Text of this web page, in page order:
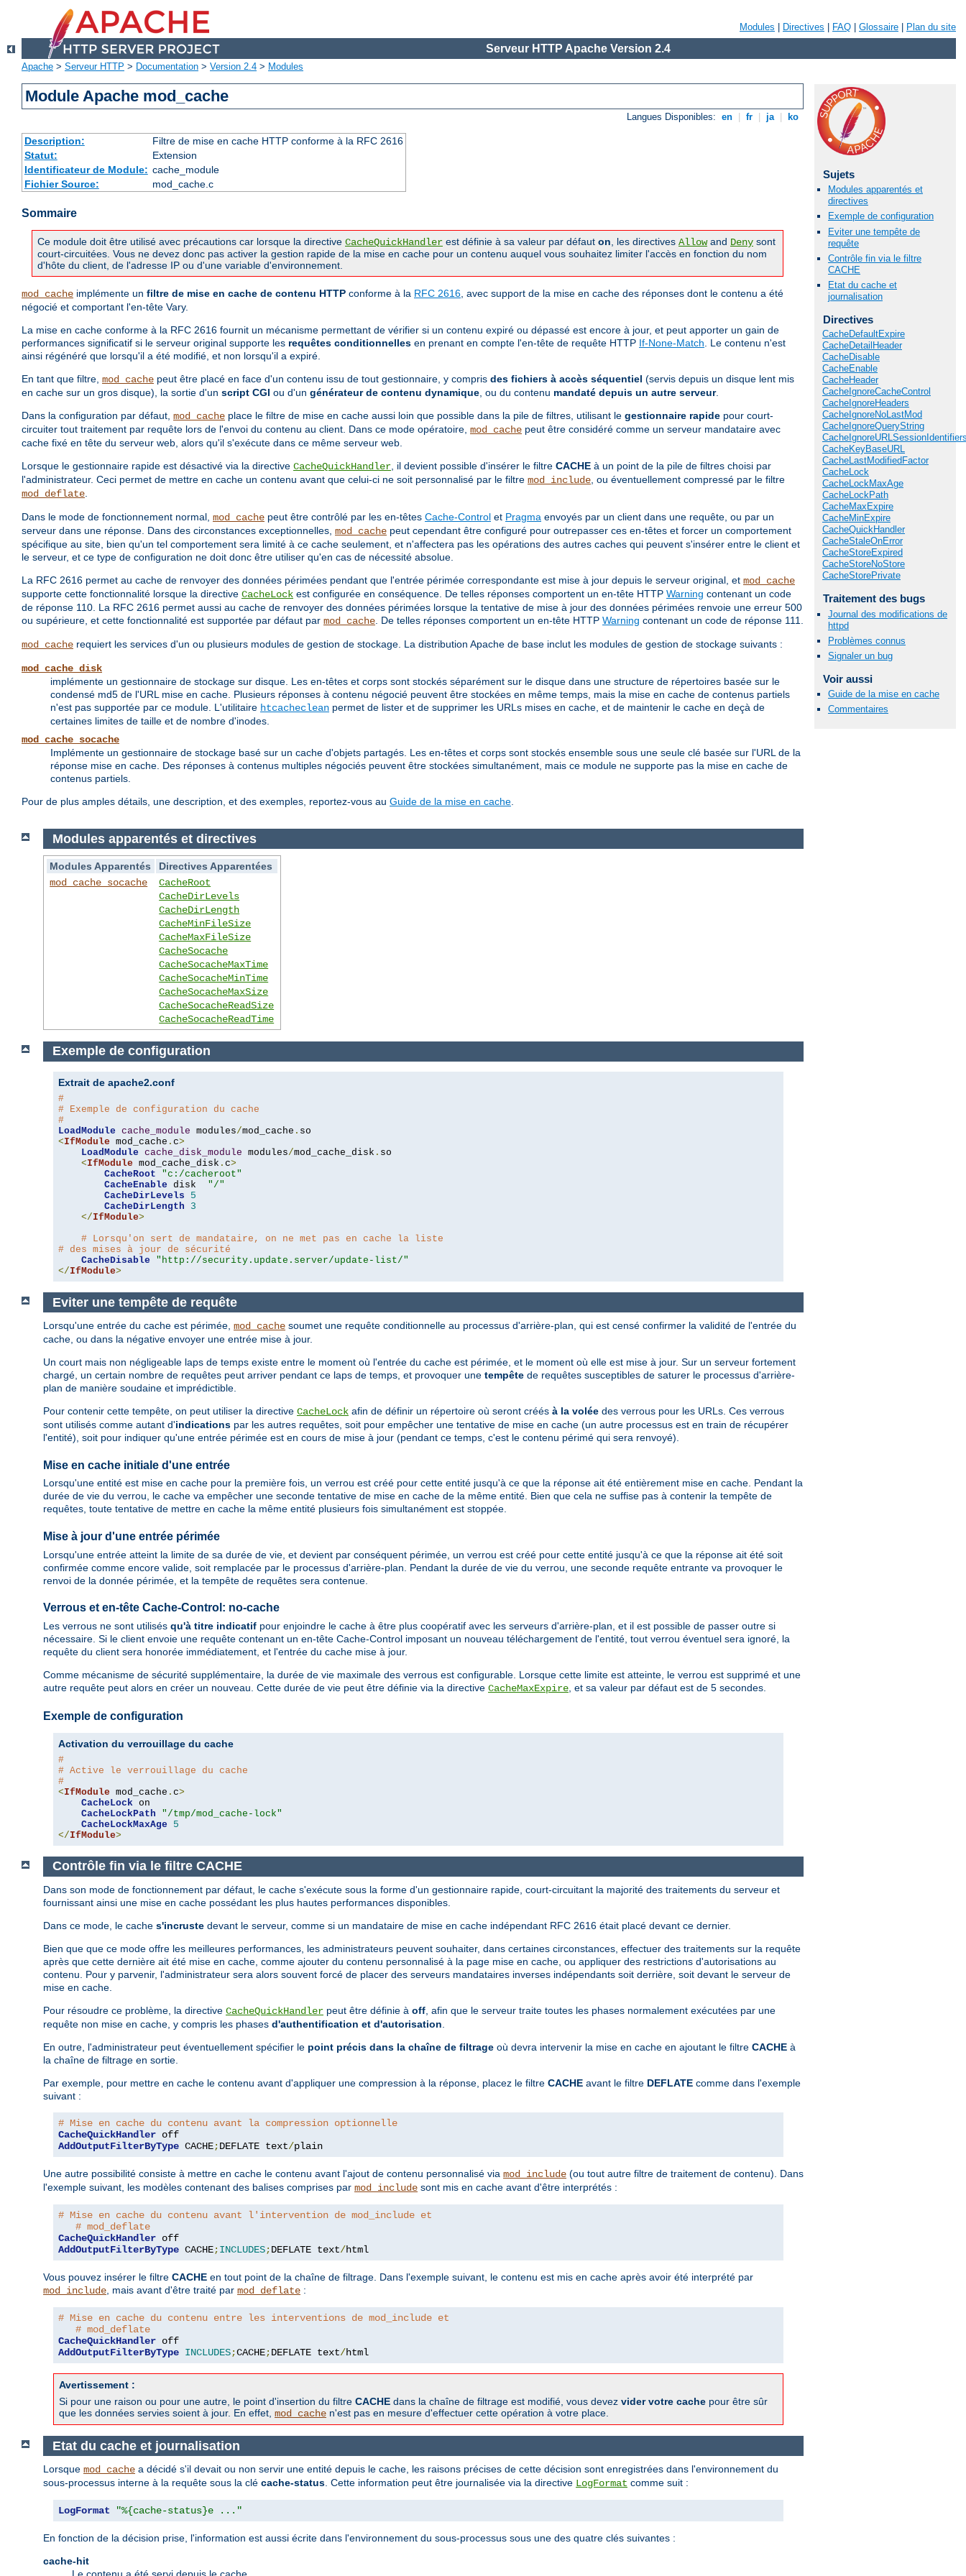
Modules Directives FAQ Glossaire Plan du site
Serveur HTTP Apache Version 2.4
Apache > Serveur HTTP > Documentation > Version 2.4 > Modules
Module Apache mod_cache
Langues Disponibles: en fr ja ko
Description:
Filtre de mise en cache HTTP conforme à la RFC 2616
Statut:
Extension
Identificateur de Module: cache_module
Fichier Source:
mod_cache.c
Sommaire
Ce module doit être utilisé avec précautions car lorsque la directive CacheQuickHandler est définie à sa valeur par défaut on , les directives Allowand Deny sont
court-circuitées. Vous ne devez donc pas activer la gestion rapide de la mise en cache pour un contenu auquel vous souhaitez limiter l'accès en fonction du nom
d'hôte du client, de l'adresse IP ou d'une variable d'environnement.
mod_cache implémente un filtre de mise en cache de contenu HTTP conforme à la RFC 2616 , avec support de la mise en cache des réponses dont le contenu a été
négocié et comportant l'en-tête Vary.
La mise en cache conforme à la RFC 2616 fournit un mécanisme permettant de vérifier si un contenu expiré ou dépassé est encore à jour, et peut apporter un gain de
performances significatif si le serveur original supporte les requêtes conditionnelles en prenant en compte l'en-tête de requête HTTP If-None-Match . Le contenu n'est
ainsi régénéré que lorsqu'il a été modifié, et non lorsqu'il a expiré.
En tant que filtre, mod_cache peut être placé en face d'un contenu issu de tout gestionnaire, y compris des fichiers à accès séquentiel (servis depuis un disque lent mis
en cache sur un gros disque), la sortie d'un script CGI ou d'un générateur de contenu dynamique , ou du contenu mandaté depuis un autre serveur.
Dans la configuration par défaut, mod_cache place le filtre de mise en cache aussi loin que possible dans la pile de filtres, utilisant le gestionnaire rapide pour court-
circuiter tout traitement par requête lors de l'envoi du contenu au client. Dans ce mode opératoire, mod_cache peut être considéré comme un serveur mandataire avec
cache fixé en tête du serveur web, alors qu'il s'exécute dans ce même serveur web.
Lorsque le gestionnaire rapide est désactivé via la directive CacheQuickHandler , il devient possible d'insérer le filtre CACHE à un point de la pile de filtres choisi par
l'administrateur. Ceci permet de mettre en cache un contenu avant que celui-ci ne soit personnalisé par le filtre mod_include , ou éventuellement compressé par le filtre
mod_deflate
Dans le mode de fonctionnement normal, mod_cache peut être contrôlé par les en-têtes Cache-Control et Pragma envoyés par un client dans une requête, ou par un
serveur dans une réponse. Dans des circonstances exceptionnelles, mod_cache peut cependant être configuré pour outrepasser ces en-têtes et forcer un comportement
spécifique au site, bien qu'un tel comportement sera limité à ce cache seulement, et n'affectera pas les opérations des autres caches qui peuvent s'insérer entre le client et
le serveur, et ce type de configuration ne doit donc être utiliser qu'en cas de nécessité absolue.
La RFC 2616 permet au cache de renvoyer des données périmées pendant que l'entrée périmée correspondante est mise à jour depuis le serveur original, et mod_cache
supporte cette fonctionnalité lorsque la directive CacheLock est configurée en conséquence. De telles réponses comportent un en-tête HTTP Warning contenant un code
de réponse 110. La RFC 2616 permet aussi au cache de renvoyer des données périmées lorsque la tentative de mise à jour des données périmées renvoie une erreur 500
ou supérieure, et cette fonctionnalité est supportée par défaut par mod_cache . De telles réponses comportent un en-tête HTTP Warning contenant un code de réponse 111.
mod_cache requiert les services d'un ou plusieurs modules de gestion de stockage. La distribution Apache de base inclut les modules de gestion de stockage suivants :
mod_cache_disk
implémente un gestionnaire de stockage sur disque. Les en-têtes et corps sont stockés séparément sur le disque dans une structure de répertoires basée sur le
condensé md5 de l'URL mise en cache. Plusieurs réponses à contenu négocié peuvent être stockées en même temps, mais la mise en cache de contenus partiels
n'est pas supportée par ce module. L'utilitaire htcacheclean permet de lister et de supprimer les URLs mises en cache, et de maintenir le cache en deçà de
certaines limites de taille et de nombre d'inodes.
mod_cache_socache
Implémente un gestionnaire de stockage basé sur un cache d'objets partagés. Les en-têtes et corps sont stockés ensemble sous une seule clé basée sur l'URL de la
réponse mise en cache. Des réponses à contenus multiples négociés peuvent être stockées simultanément, mais ce module ne supporte pas la mise en cache de
contenus partiels.
Pour de plus amples détails, une description, et des exemples, reportez-vous au Guide de la mise en cache
Sujets
Modules apparentés et
directives
Exemple de configuration
Eviter une tempête de
requête
Contrôle fin via le filtre
CACHE
Etat du cache et
journalisation
Directives
CacheDefaultExpire
CacheDetailHeader
CacheDisable
CacheEnable
CacheHeader
CacheIgnoreCacheControl
CacheIgnoreHeaders
CacheIgnoreNoLastMod
CacheIgnoreQueryString
CacheKeyBaseURL
CacheLastModifiedFactor
CacheLock
CacheLockMaxAge
CacheLockPath
CacheMaxExpire
CacheMinExpire
CacheQuickHandler
CacheStaleOnError
CacheStoreExpired
CacheStoreNoStore
CacheStorePrivate
Traitement des bugs
Journal des modifications de
httpd
Problèmes connus
Signaler un bug
Voir aussi
Guide de la mise en cache
Commentaires
Modules apparentés et directives
Modules Apparentés
Directives Apparentées
mod_cache_socache
CacheRoot
CacheDirLevels
CacheDirLength
CacheMinFileSize
CacheMaxFileSize
CacheSocache
CacheSocacheMaxTime
CacheSocacheMinTime
CacheSocacheMaxSize
CacheSocacheReadSize
CacheSocacheReadTime
Exemple de configuration
Extrait de apache2.conf
#
# Exemple de configuration du cache
#
LoadModule cache_module modules/mod_cache .
<IfModule mod_cache . c>
LoadModule cache_disk_module modules/mod_cache_disk . so
<IfModule mod_cache_disk . c>
CacheRoot
"c:/cacheroot"
CacheEnable disk "/"
CacheDirLevels
5
CacheDirLength
3
</IfModule>
# Lorsqu'on sert de mandataire, on ne met pas en cache la liste
# des mises à jour de sécurité
CacheDisable
"http://security.update.server/update-list/"
</IfModule>
Eviter une tempête de requête
Lorsqu'une entrée du cache est périmée, mod_cache soumet une requête conditionnelle au processus d'arrière-plan, qui est censé confirmer la validité de l'entrée du
cache, ou dans la négative envoyer une entrée mise à jour.
Un court mais non négligeable laps de temps existe entre le moment où l'entrée du cache est périmée, et le moment où elle est mise à jour. Sur un serveur fortement
chargé, un certain nombre de requêtes peut arriver pendant ce laps de temps, et provoquer une tempête de requêtes susceptibles de saturer le processus d'arrière-
plan de manière soudaine et imprédictible.
Pour contenir cette tempête, on peut utiliser la directive CacheLock afin de définir un répertoire où seront créés à la volée des verrous pour les URLs. Ces verrous
sont utilisés comme autant d'indications par les autres requêtes, soit pour empêcher une tentative de mise en cache (un autre processus est en train de récupérer
l'entité), soit pour indiquer qu'une entrée périmée est en cours de mise à jour (pendant ce temps, c'est le contenu périmé qui sera renvoyé).
Mise en cache initiale d'une entrée
Lorsqu'une entité est mise en cache pour la première fois, un verrou est créé pour cette entité jusqu'à ce que la réponse ait été entièrement mise en cache. Pendant la
durée de vie du verrou, le cache va empêcher une seconde tentative de mise en cache de la même entité. Bien que cela ne suffise pas à contenir la tempête de
requêtes, toute tentative de mettre en cache la même entité plusieurs fois simultanément est stoppée.
Mise à jour d'une entrée périmée
Lorsqu'une entrée atteint la limite de sa durée de vie, et devient par conséquent périmée, un verrou est créé pour cette entité jusqu'à ce que la réponse ait été soit
confirmée comme encore valide, soit remplacée par le processus d'arrière-plan. Pendant la durée de vie du verrou, une seconde requête entrante va provoquer le
renvoi de la donnée périmée, et la tempête de requêtes sera contenue.
Verrous et en-tête Cache-Control: no-cache
Les verrous ne sont utilisés qu'à titre indicatif pour enjoindre le cache à être plus coopératif avec les serveurs d'arrière-plan, et il est possible de passer outre si
nécessaire. Si le client envoie une requête contenant un en-tête Cache-Control imposant un nouveau téléchargement de l'entité, tout verrou éventuel sera ignoré, la
requête du client sera honorée immédiatement, et l'entrée du cache mise à jour.
Comme mécanisme de sécurité supplémentaire, la durée de vie maximale des verrous est configurable. Lorsque cette limite est atteinte, le verrou est supprimé et une
autre requête peut alors en créer un nouveau. Cette durée de vie peut être définie via la directive CacheMaxExpire , et sa valeur par défaut est de 5 secondes.
Exemple de configuration
Activation du verrouillage du cache
#
# Active le verrouillage du cache
#
<IfModule mod_cache . c>
CacheLock on
CacheLockPath
"/tmp/mod_cache-lock"
CacheLockMaxAge
5
</IfModule>
Contrôle fin via le filtre CACHE
Dans son mode de fonctionnement par défaut, le cache s'exécute sous la forme d'un gestionnaire rapide, court-circuitant la majorité des traitements du serveur et
fournissant ainsi une mise en cache possédant les plus hautes performances disponibles.
Dans ce mode, le cache s'incruste devant le serveur, comme si un mandataire de mise en cache indépendant RFC 2616 était placé devant ce dernier.
Bien que que ce mode offre les meilleures performances, les administrateurs peuvent souhaiter, dans certaines circonstances, effectuer des traitements sur la requête
après que cette dernière ait été mise en cache, comme ajouter du contenu personnalisé à la page mise en cache, ou appliquer des restrictions d'autorisations au
contenu. Pour y parvenir, l'administrateur sera alors souvent forcé de placer des serveurs mandataires inverses indépendants soit derrière, soit devant le serveur de
mise en cache.
Pour résoudre ce problème, la directive CacheQuickHandler peut être définie à off , afin que le serveur traite toutes les phases normalement exécutées par une
requête non mise en cache, y compris les phases d'authentification et d'autorisation
En outre, l'administrateur peut éventuellement spécifier le point précis dans la chaîne de filtrage où devra intervenir la mise en cache en ajoutant le filtre CACHE à
la chaîne de filtrage en sortie.
Par exemple, pour mettre en cache le contenu avant d'appliquer une compression à la réponse, placez le filtre CACHE avant le filtre DEFLATE comme dans l'exemple
suivant :
# Mise en cache du contenu avant la compression optionnelle
CacheQuickHandler
AddOutputFilterByType CACHE;DEFLATE text/plain
Une autre possibilité consiste à mettre en cache le contenu avant l'ajout de contenu personnalisé via mod_include (ou tout autre filtre de traitement de contenu). Dans
l'exemple suivant, les modèles contenant des balises comprises par mod_include sont mis en cache avant d'être interprétés :
# Mise en cache du contenu avant l'intervention de mod_include et
# mod_deflate
CacheQuickHandler
AddOutputFilterByType CACHE;INCLUDES;DEFLATE text/html
Vous pouvez insérer le filtre CACHE en tout point de la chaîne de filtrage. Dans l'exemple suivant, le contenu est mis en cache après avoir été interprété par
mod_include , mais avant d'être traité par mod_deflate :
# Mise en cache du contenu entre les interventions de mod_include et
# mod_deflate
CacheQuickHandler
AddOutputFilterByType INCLUDES;CACHE;DEFLATE text/html
Avertissement :
Si pour une raison ou pour une autre, le point d'insertion du filtre CACHE dans la chaîne de filtrage est modifié, vous devez vider votre cache pour être sûr
que les données servies soient à jour. En effet, mod_cache n'est pas en mesure d'effectuer cette opération à votre place.
Etat du cache et journalisation
Lorsque mod_cache a décidé s'il devait ou non servir une entité depuis le cache, les raisons précises de cette décision sont enregistrées dans l'environnement du
sous-processus interne à la requête sous la clé cache-status. Cette information peut être journalisée via la directive LogFormat comme suit :
LogFormat "%{cache-status}e ..."
En fonction de la décision prise, l'information est aussi écrite dans l'environnement du sous-processus sous une des quatre clés suivantes :
cache-hit